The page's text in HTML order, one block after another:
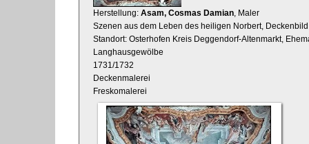
Herstellung: Asam, Cosmas Damian , Maler
Szenen aus dem Leben des heiligen Norbert, Deckenbild
Standort: Osterhofen Kreis Deggendorf-Altenmarkt,
Langhausgewölbe
1731/1732
Deckenmalerei
Freskomalerei